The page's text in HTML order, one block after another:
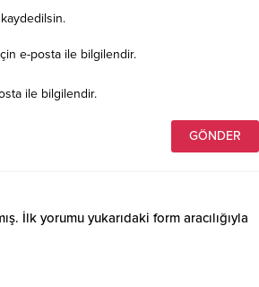
e-posta ile bilgilendir.
ile bilgilendir.
İlk yorumu yukarıdaki form aracılığıyla